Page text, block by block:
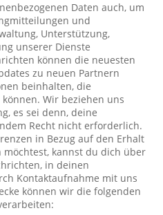
Daten auch, um
und
Unterstützung,
unserer Dienste
können die neuesten
zu neuen Partnern
beinhalten, die
Wir beziehen uns
es sei denn, deine
Recht nicht erforderlich.
in Bezug auf den Erhalt
kannst du dich über
in deinen
Kontaktaufnahme mit uns
können wir die folgenden